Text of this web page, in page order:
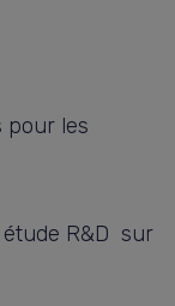
pour les
R&D sur